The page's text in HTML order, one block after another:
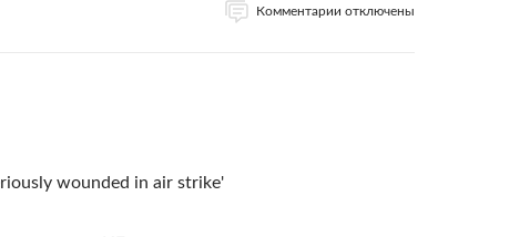
Комментарии отключены
wounded in air strike'